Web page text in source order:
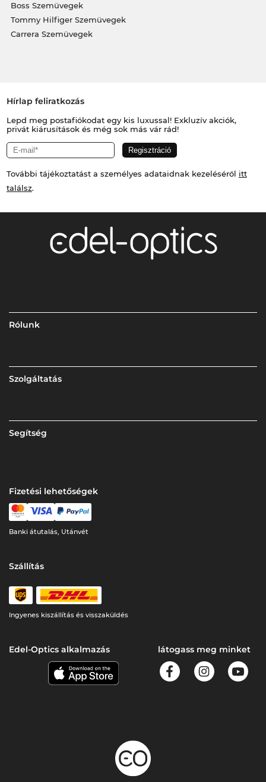
Boss Szemüvegek
Tommy Hilfiger Szemüvegek
Carrera Szemüvegek
Hírlap feliratkozás
Lepd meg postafiókodat egy kis luxussal! Exkluzív akciók,
privát kiárusítások és még sok más vár rád!
További tájékoztatást a személyes adataidnak kezeléséről itt
találsz.
Rólunk
Szolgáltatás
Segítség
Fizetési lehetőségek
Banki átutalás, Utánvét
Szállítás
Ingyenes kiszállítás és visszaküldés
Edel-Optics alkalmazás látogass meg minket